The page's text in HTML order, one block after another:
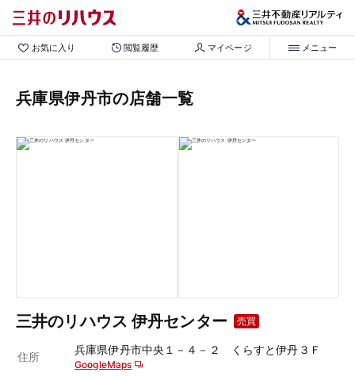
お気に入り 閲覧履歴 マイページ メニュー
兵庫県伊丹市の店舗一覧
三井のリハウス 伊丹センター 売買
住所
兵庫県伊丹市中央１－４－２ くらすと伊丹３Ｆ
GoogleMaps